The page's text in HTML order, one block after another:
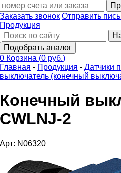
Заказать звонок Отправить
Продукция
Подобрать аналог
0 Корзина (0 руб.)
Главная - Продукция - Датчики
выключатель (конечный
Конечный
CWLNJ-2
Арт: N06320